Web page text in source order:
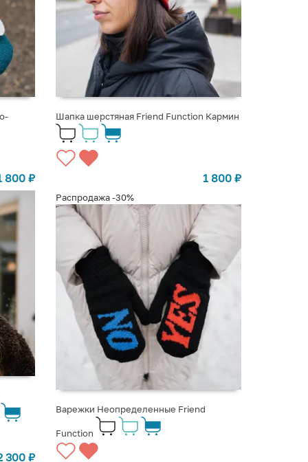
800 ₽
Шапка шерстяная Friend Function Кармин
1 800 ₽
300 ₽
Распродажа -30%
Варежки Неопределенные Friend
Function